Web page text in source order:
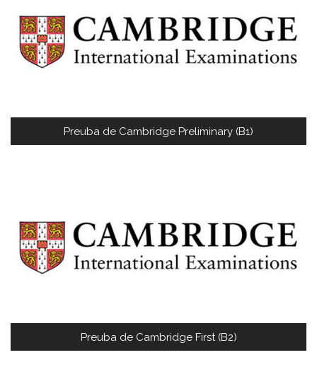
Preuba de Cambridge Preliminary (B1)
Preuba de Cambridge First (B2)